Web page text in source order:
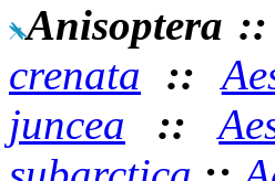
Anisoptera
crenata ::
juncea ::